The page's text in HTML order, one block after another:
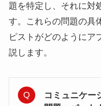
題を特定し、それに対
す。これらの問題の具
ピストがどのようにア
説します。
コミュニケー